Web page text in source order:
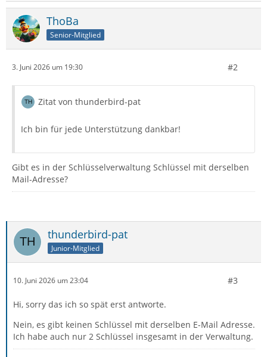
ThoBa
Senior-Mitglied
3. Juni 2026 um 19:30 #2
Zitat von thunderbird-pat
Ich bin für jede Unterstützung dankbar!
Gibt es in der Schlüsselverwaltung Schlüssel mit derselben
Mail-Adresse?
thunderbird-pat
Junior-Mitglied
10. Juni 2026 um 23:04 #3
Hi, sorry das ich so spät erst antworte.
Nein, es gibt keinen Schlüssel mit derselben E-Mail Adresse.
Ich habe auch nur 2 Schlüssel insgesamt in der Verwaltung.